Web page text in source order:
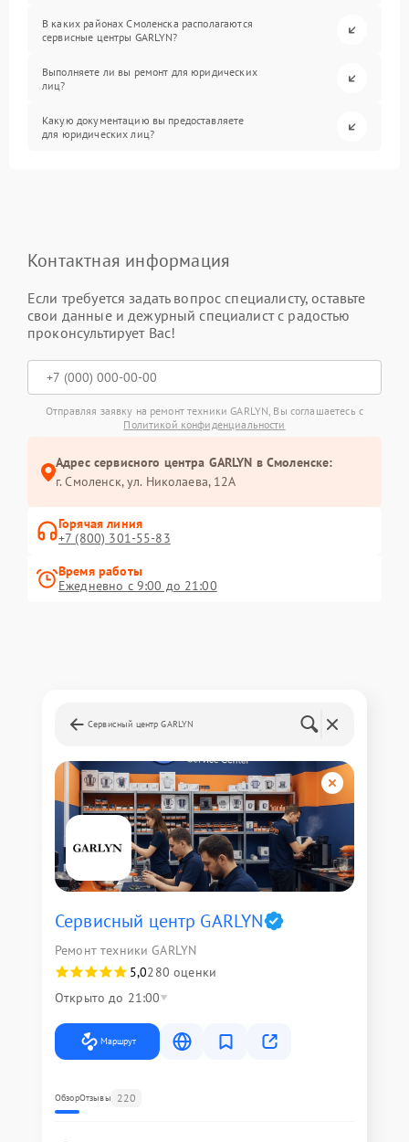
В каких районах Смоленска располагаются
сервисные центры GARLYN?
Выполняете ли вы ремонт для юридических
лиц?
Какую документацию вы предоставляете
для юридических лиц?
Контактная информация
Если требуется задать вопрос специалисту, оставьте
свои данные и дежурный специалист с радостью
проконсультирует Вас!
Отправляя заявку на ремонт техники GARLYN, Вы соглашаетесь с
Политикой конфиденциальности
Адрес сервисного центра GARLYN в Смоленске:
г. Смоленск, ул. Николаева, 12А
Горячая линия
+7 (800) 301-55-83
Время работы
Ежедневно с 9:00 до 21:00
Сервисный центр GARLYN
Сервисный центр GARLYN
Ремонт техники GARLYN
5,0280 оценки
Открыто до 21:00
Маршрут
ОбзорОтзывы 220